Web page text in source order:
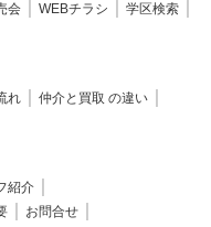
会 WEBチラシ
学区検索
れ
仲介と買取 の違い
紹介
お問合せ